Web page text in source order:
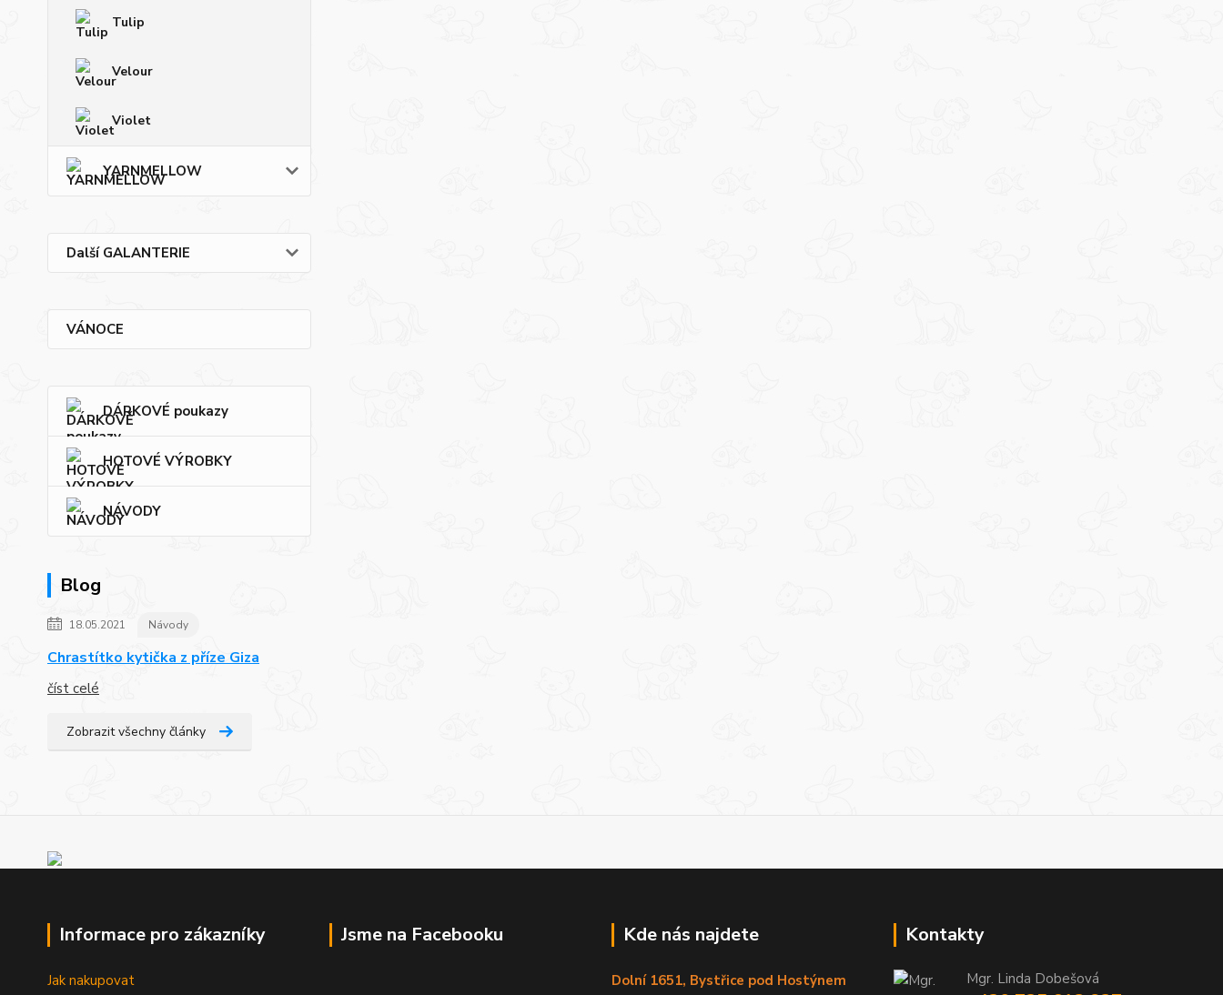
Tulip
Velour
Violet
YARNMELLOW
Další GALANTERIE
VÁNOCE
DÁRKOVÉ poukazy
HOTOVÉ VÝROBKY
NÁVODY
Blog
18.05.2021 Návody
Chrastítko kytička z příze Giza
číst celé
Zobrazit všechny články
Informace pro zákazníky
Jak nakupovat
Jsme na Facebooku Kde nás najdete
Dolní 1651, Bystřice pod Hostýnem
Kontakty
Mgr. Linda Dobešová